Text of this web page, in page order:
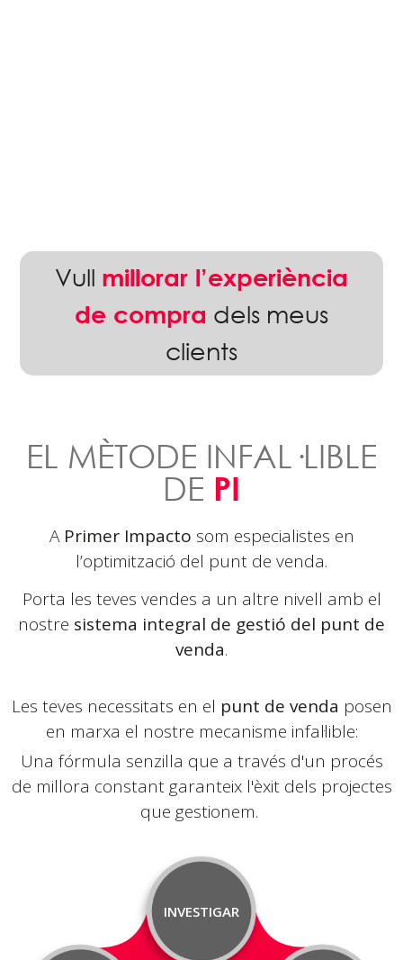
Vull millorar l’experiència
de compra dels meus
clients
He deampliar la meva
distribució
EL MÈTODE INFAL·LIBLE
DE PI
A Primer Impacto som especialistes en
l’optimització del punt de venda.
Porta les teves vendes a un altre nivell amb el
nostre sistema integral de gestió del punt de
venda.
Les teves necessitats en el punt de venda posen
en marxa el nostre mecanisme infal·lible:
Una fórmula senzilla que a través d'un procés
de millora constant garanteix l'èxit dels projectes
que gestionem.
INVESTIGAR